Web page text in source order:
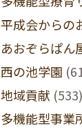
平成会からの
あおぞらぱん
西の池学園
地域貢献 (533)
多機能型事業